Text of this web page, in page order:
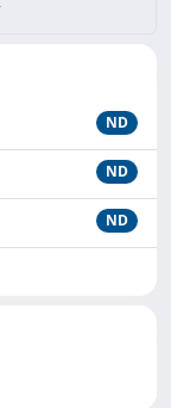
ND
ND
ND